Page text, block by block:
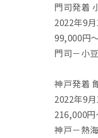
門司発着
2022年9月
99,000円
門司－小
神戸発着
2022年9月
216,000
神戸－熱